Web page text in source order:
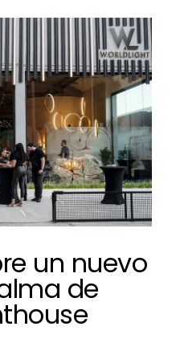
un nuevo
de